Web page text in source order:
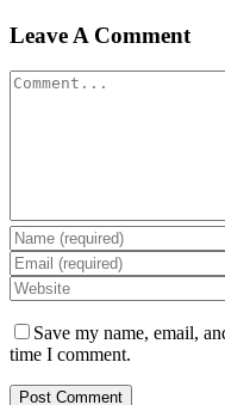
Leave A Comment
Comment
Save my name, email,
time I comment.